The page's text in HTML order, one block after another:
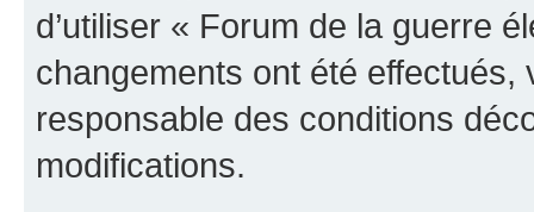
d’utiliser « Forum de la guerre
changements ont été effectués,
responsable des conditions
modifications.